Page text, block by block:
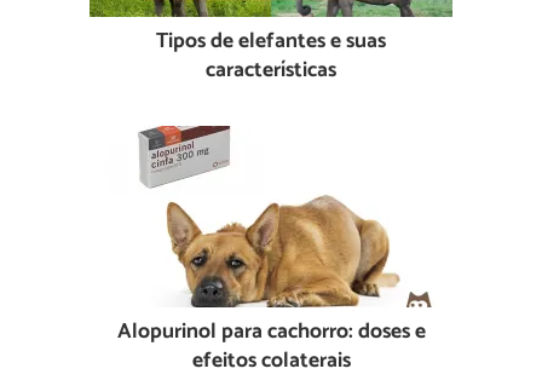
Tipos de elefantes e suas
características
Alopurinol para cachorro: doses e
efeitos colaterais